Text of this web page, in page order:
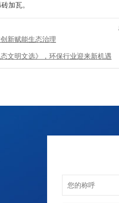
加瓦。
新赋能生态治理​
文明文选》，环保行业迎来新机遇